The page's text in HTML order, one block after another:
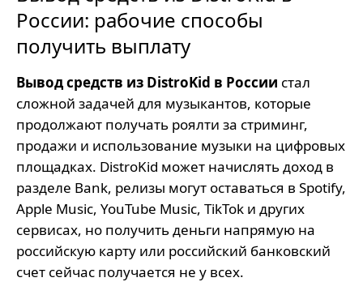
России: рабочие способы
получить выплату
Вывод средств из DistroKid в России стал
сложной задачей для музыкантов, которые
продолжают получать роялти за стриминг,
продажи и использование музыки на цифровых
площадках. DistroKid может начислять доход в
разделе Bank, релизы могут оставаться в Spotify,
Apple Music, YouTube Music, TikTok и других
сервисах, но получить деньги напрямую на
российскую карту или российский банковский
счет сейчас получается не у всех.